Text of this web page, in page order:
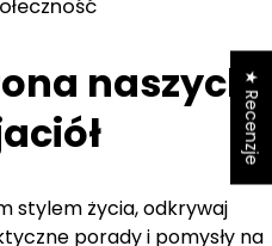
naszych
stylem życia, odkrywaj
porady i pomysły na
★ Recenzje